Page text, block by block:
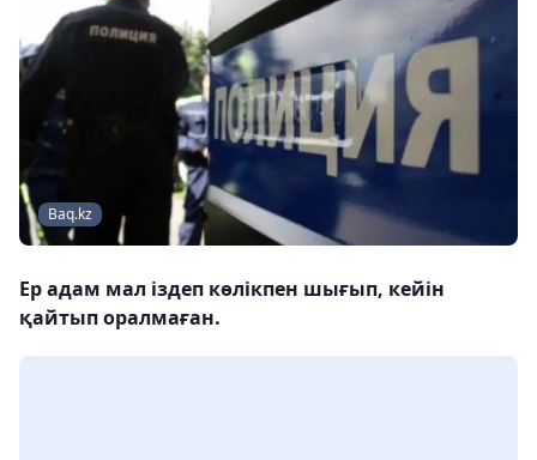
Baq.kz
Ер адам мал іздеп көлікпен шығып, кейін
қайтып оралмаған.